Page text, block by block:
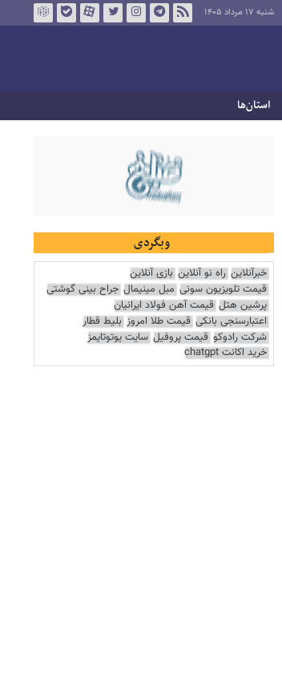
شنبه ۱۷ مرداد ۱۴۰۵
استان‌ها
وبگردی
خبرآنلاین راه نو آنلاین بازی آنلاین
قیمت تلویزیون سونی مبل مینیمال جراح بینی گوشتی
پرشین هتل قیمت آهن فولاد ایرانیان
اعتبارسنجی بانکی قیمت طلا امروز بلیط قطار
شرکت رادوکو قیمت پروفیل سایت یوتوتایمز
خرید اکانت chatgpt